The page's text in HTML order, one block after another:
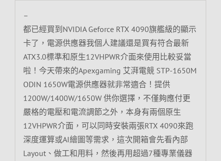
–
都已經買到NVIDIA Geforce RTX 4090旗艦級的顯示
卡了，電源供應器我個人建議還是買有符合最新
ATX3.0標準和原生12VHPWR介面來使用比較妥當
啦！今天帶來的Apexgaming 艾湃電競 STP-1650M
ODIN 1650W電源供應器就非常適合！提供
1200W/1400W/1650W 供你選擇，不僅夠應付更
嚴格的電壓和電流調節之外，本身有兩個原生
12VHPWR介面，可以同時安裝兩張RTX 4090來跑
深度運算或AI繪圖等需求，這次開箱會先看內部
Layout、做工和用料，然後再用超過7種專業儀器